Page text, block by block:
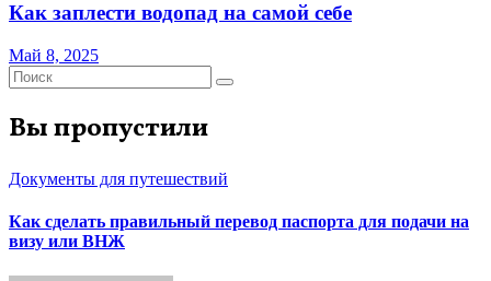
Как заплести водопад на самой себе
Май 8, 2025
Вы пропустили
Документы для путешествий
Как сделать правильный перевод паспорта для подачи на
визу или ВНЖ